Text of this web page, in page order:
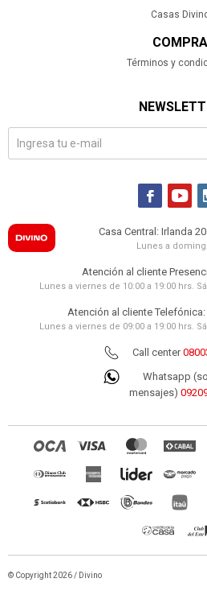
Casas
COMPRA
Términos y
 
Casa Central: Irlanda
Lunes a
Atención al cliente
Lunes a viernes de 10:00 a 19:00 hrs.
Atención al cliente Telefónica:
Lunes a viernes de 09:00 a 19:00 hrs.
Call center
Whatsapp
mensajes)
© Copyright 2026 / Divino